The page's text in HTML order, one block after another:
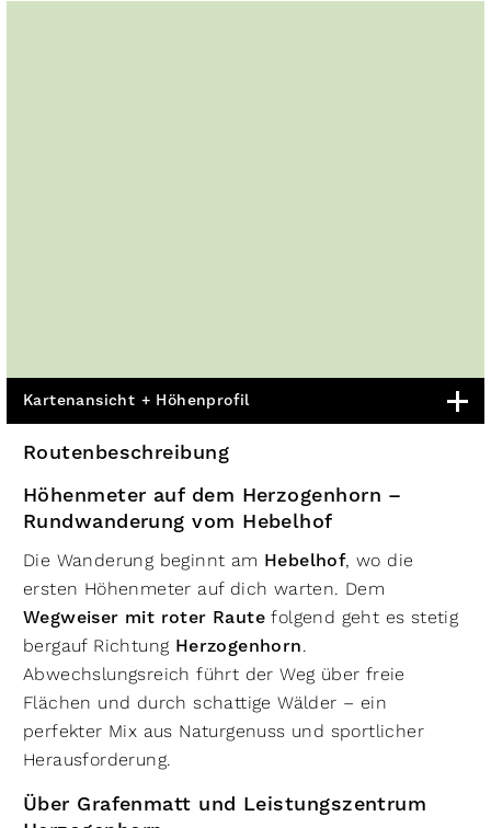
Kartenansicht + Höhenprofil
Routenbeschreibung
Höhenmeter auf dem Herzogenhorn –
Rundwanderung vom Hebelhof
Die Wanderung beginnt am Hebelhof, wo die
ersten Höhenmeter auf dich warten. Dem
Wegweiser mit roter Raute folgend geht es stetig
bergauf Richtung Herzogenhorn.
Abwechslungsreich führt der Weg über freie
Flächen und durch schattige Wälder – ein
perfekter Mix aus Naturgenuss und sportlicher
Herausforderung.
Über Grafenmatt und Leistungszentrum